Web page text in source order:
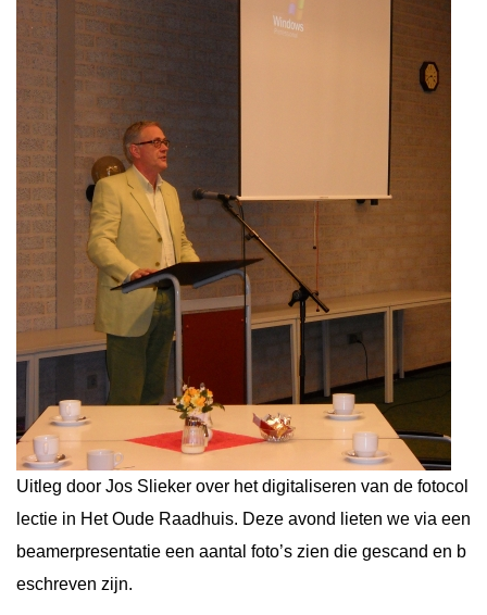
Uitleg door Jos Slieker over het digitaliseren van de fotocol
lectie in Het Oude Raadhuis. Deze avond lieten we via een
beamerpresentatie een aantal foto’s zien die gescand en b
eschreven zijn.